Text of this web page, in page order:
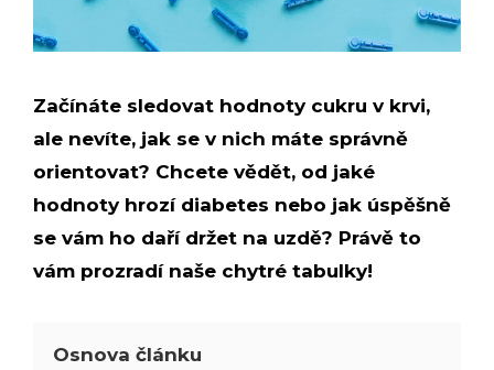
Začínáte sledovat hodnoty cukru v krvi,
ale nevíte, jak se v nich máte správně
orientovat? Chcete vědět, od jaké
hodnoty hrozí diabetes nebo jak úspěšně
se vám ho daří držet na uzdě? Právě to
vám prozradí naše chytré tabulky!
Osnova článku